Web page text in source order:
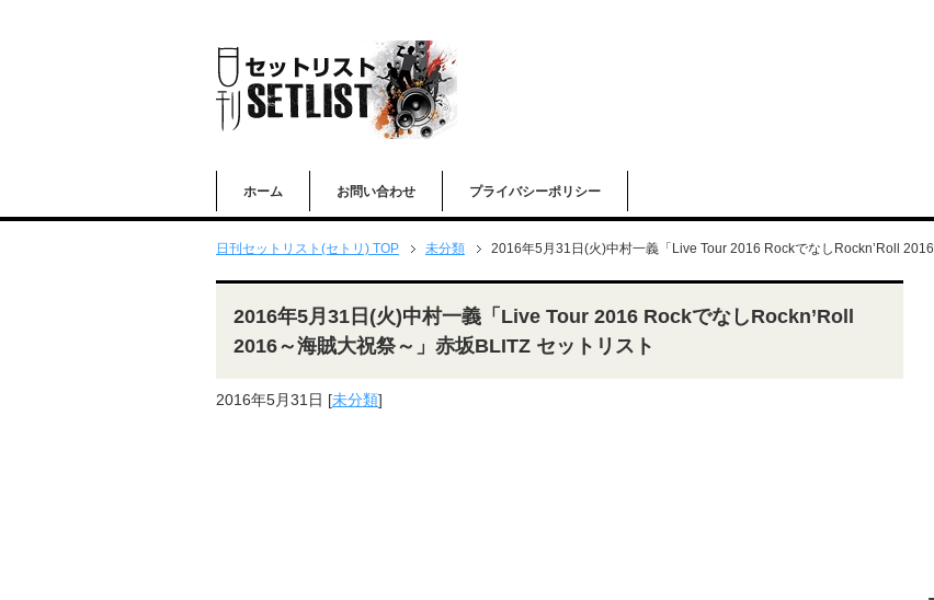
ホーム お問い合わせ プライバシーポリシー
日刊セットリスト(セトリ) TOP 未分類 2016年5月31日(火)中村一義「Live Tour 2016 RockでなしRockn’Roll
2016年5月31日(火)中村一義「Live Tour 2016 RockでなしRockn’Roll
2016～海賊大祝祭～」赤坂BLITZ セットリスト
2016年5月31日 [未分類]